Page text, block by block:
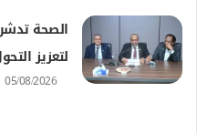
لتعزيز
05/08/2026